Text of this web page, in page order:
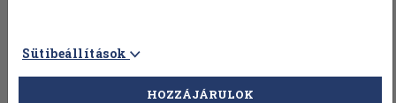
Vissza az előző oldalra Válasszon példányt
Sütibeállítások
HOZZÁJÁRULOK